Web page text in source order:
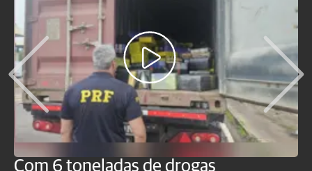
Com 6 toneladas de drogas